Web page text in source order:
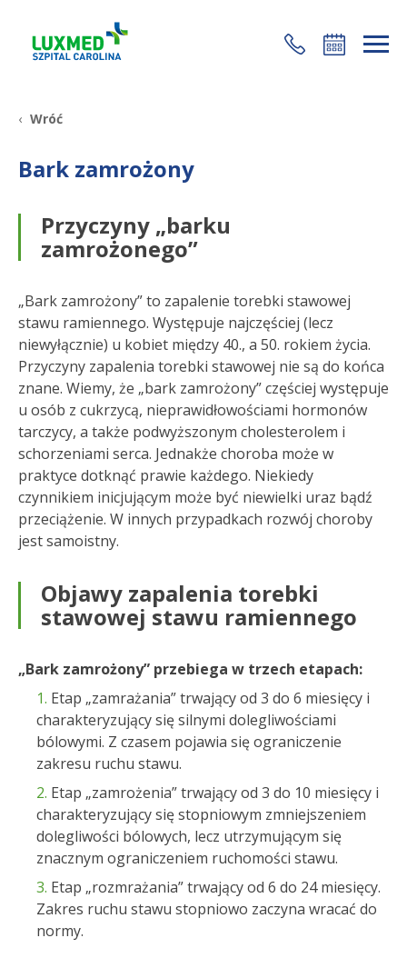
+48 22 35 58 200
Wróć
Bark zamrożony
Przyczyny „barku
zamrożonego”
„Bark zamrożony” to zapalenie torebki stawowej
stawu ramiennego. Występuje najczęściej (lecz
niewyłącznie) u kobiet między 40., a 50. rokiem życia.
Przyczyny zapalenia torebki stawowej nie są do końca
znane. Wiemy, że „bark zamrożony” częściej występuje
u osób z cukrzycą, nieprawidłowościami hormonów
tarczycy, a także podwyższonym cholesterolem i
schorzeniami serca. Jednakże choroba może w
praktyce dotknąć prawie każdego. Niekiedy
czynnikiem inicjującym może być niewielki uraz bądź
przeciążenie. W innych przypadkach rozwój choroby
jest samoistny.
Objawy zapalenia torebki
stawowej stawu ramiennego
„Bark zamrożony” przebiega w trzech etapach:
Etap „zamrażania” trwający od 3 do 6 miesięcy i
charakteryzujący się silnymi dolegliwościami
bólowymi. Z czasem pojawia się ograniczenie
zakresu ruchu stawu.
Etap „zamrożenia” trwający od 3 do 10 miesięcy i
charakteryzujący się stopniowym zmniejszeniem
dolegliwości bólowych, lecz utrzymującym się
znacznym ograniczeniem ruchomości stawu.
Etap „rozmrażania” trwający od 6 do 24 miesięcy.
Zakres ruchu stawu stopniowo zaczyna wracać do
normy.